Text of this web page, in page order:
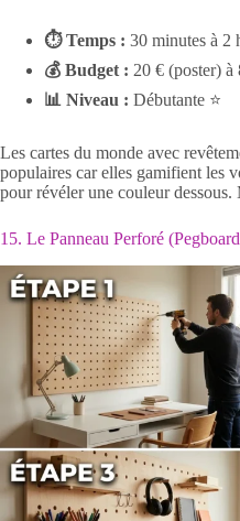
⏱ Temps : 30 minutes à 2
💰 Budget : 20 € (poster)
📊 Niveau : Débutante ⭐
Les cartes du monde avec
populaires car elles gamifient les
pour révéler une couleur dessous.
15. Le Panneau Perforé